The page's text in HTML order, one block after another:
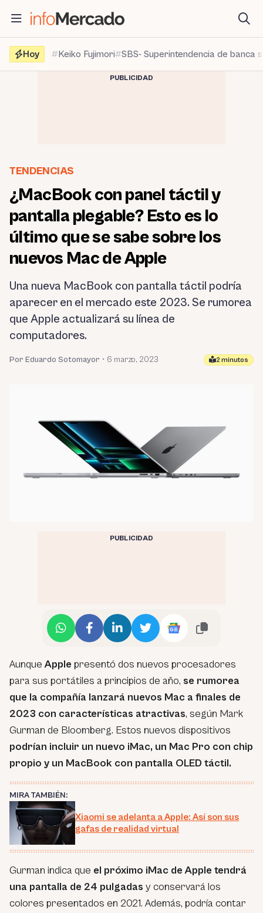
contenido
Hoy
Keiko Fujimori SBS- Superintendencia de banca
PUBLICIDAD
TENDENCIAS
¿MacBook con panel táctil y
pantalla plegable? Esto es lo
último que se sabe sobre los
nuevos Mac de Apple
Una nueva MacBook con pantalla táctil podría
aparecer en el mercado este 2023. Se rumorea
que Apple actualizará su línea de
computadores.
Por Eduardo Sotomayor • 6 marzo, 2023 2 minutos
PUBLICIDAD
AunqueApple presentó dos nuevos procesadores
para sus portátiles a principios de año, se rumorea
que la compañía lanzará nuevos Mac a finales de
2023 con características atractivas, según Mark
Gurman de Bloomberg. Estos nuevos dispositivos
podrían incluir un nuevo iMac, un Mac Pro con chip
propio y un MacBook con pantalla OLED táctil.
MIRA TAMBIÉN:
Xiaomi se adelanta a Apple: Así son sus
gafas de realidad virtual
Gurman indica que el próximo iMac de Apple tendrá
una pantalla de 24 pulgadas y conservará los
colores presentados en 2021. Además, podría contar